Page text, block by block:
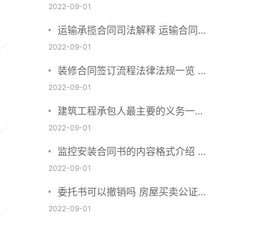
要包括这些内容
2022-09-01
运输承揽合同司法解释 运输合同中
承运人的义务有哪些
2022-09-01
装修合同签订流程法律法规一览 律
师解答
2022-09-01
建筑工程承包人最主要的义务一览
承包合同内容介绍
2022-09-01
监控安装合同书的内容格式介绍 一
般包括这些条款
2022-09-01
委托书可以撤销吗 房屋买卖公证可
否撤销
2022-09-01